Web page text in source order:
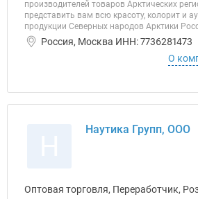
производителей товаров Арктических
представить вам всю красоту, колорит и
продукции Северных народов Арктики
Россия, Москва ИНН: 7736281473
О
Наутика Групп, ООО
Оптовая торговля, Переработчик,